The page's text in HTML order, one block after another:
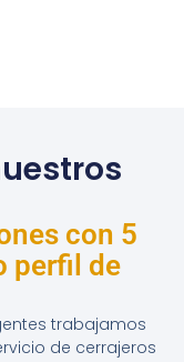
con 5
perfil de
trabajamos
de cerrajeros